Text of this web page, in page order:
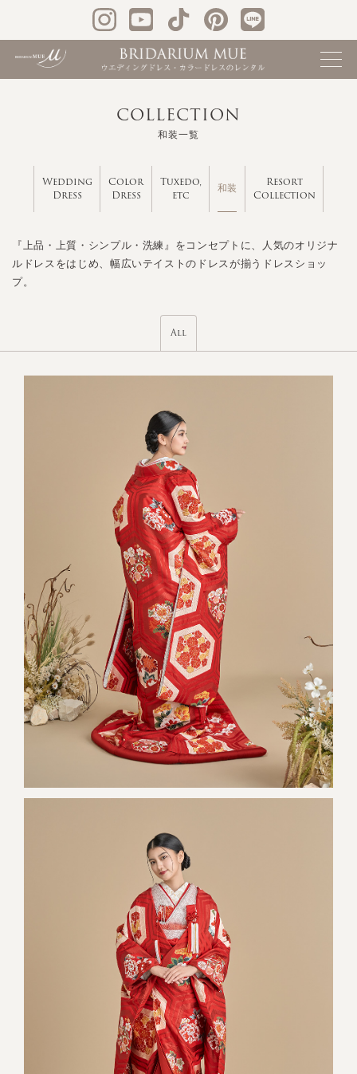
COLLECTION
和装一覧
Wedding
Dress
Color
Dress
Tuxedo,
etc
和装
Resort
Collection
『上品・上質・シンプル・洗練』をコンセプトに、人気のオリジナ
ルドレスをはじめ、幅広いテイストのドレスが揃うドレスショッ
プ。
All